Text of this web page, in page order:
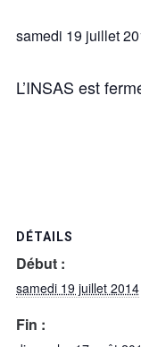
samedi 19 juillet
L’INSAS est
DÉTAILS
Début :
samedi 19 juillet 2014
Fin :